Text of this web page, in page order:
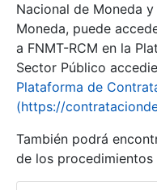
Erakutsi/Ezkutatu
Nacional de Moneda
Moneda, puede
a FNMT-RCM en la
Sector Público
Plataforma de
(https://
También podrá
de los procedimientos